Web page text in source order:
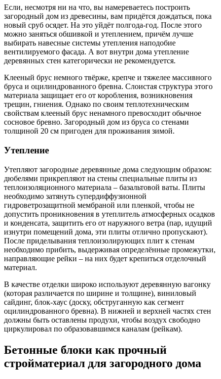
Если, несмотря ни на что, вы намереваетесь построить
загородный дом из древесины, вам придётся дождаться, пока
новый сруб осядет. На это уйдёт полгода-год. После этого
можно заняться обшивкой и утеплением, причём лучше
выбирать навесные системы утепления наподобие
вентилируемого фасада. А вот внутри дома утепление
деревянных стен категорически не рекомендуется.
Клееный брус немного твёрже, крепче и тяжелее массивного
бруса и оцилиндрованного бревна. Слоистая структура этого
материала защищает его от коробления, возникновения
трещин, гниения. Однако по своим теплотехническим
свойствам клееный брус ненамного превосходит обычное
сосновое бревно. Загородный дом из бруса со стенами
толщиной 20 см пригоден для проживания зимой.
Утепление
Утепляют загородные деревянные дома следующим образом:
дюбелями прикрепляют на стены специальные плиты из
теплоизоляционного материала – базальтовой ваты. Плиты
необходимо затянуть супердиффузионной
гидроветрозащитной мембраной или пленкой, чтобы не
допустить проникновения в утеплитель атмосферных осадков
и конденсата, защитить его от наружного ветра (пар, идущий
изнутри помещений дома, эти плиты отлично пропускают).
После приделывания теплоизолирующих плит к стенам
необходимо прибить, выдерживая определённые промежутки,
направляющие рейки – на них будет крепиться отделочный
материал.
В качестве отделки широко используют деревянную вагонку
(которая различается по ширине и толщине), виниловый
сайдинг, блок-хаус (доску, обструганную как сегмент
оцилиндрованного бревна). В нижней и верхней частях стен
должны быть оставлены продухи, чтобы воздух свободно
циркулировал по образовавшимся каналам (рейкам).
Бетонные блоки как прочный
стройматериал для загородного дома